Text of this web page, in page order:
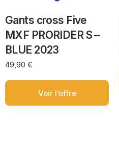
Gants cross Five
MXF PRORIDER S –
BLUE 2023
49,90 €
Voir l’offre